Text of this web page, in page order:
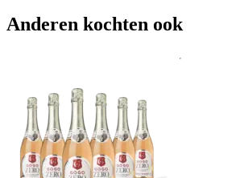
Anderen kochten ook